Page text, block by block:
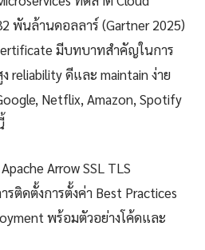
พันล้านดอลลาร์ (Gartner 2025)
มีบทบาทสำคัญในการ
reliability ดีและ maintain ง่าย
Netflix, Amazon, Spotify
Arrow SSL TLS
ติดตั้งการตั้งค่า Best Practices
พร้อมตัวอย่างโค้ดและ